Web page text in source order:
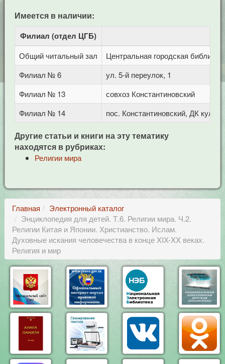
Имеется в наличии:
Филиал (отдел ЦГБ)
Общий читальный зал
Центральная городская
Филиал № 6
ул. 5-й переулок, 1
Филиал № 13
совхоз Константиновский
Филиал № 14
пос. Константиновский, ДК
Другие статьи и книги на эту тематику
находятся в рубриках:
Религии мира
Главная
Электронный каталог
Энциклопедия для детей. Т.6. Религии мира. Ч.2.
Религии Китая и Японии. Христианство. Ислам.
Духовные искания человечества в конце XIX-XX веках.
Религия и мир